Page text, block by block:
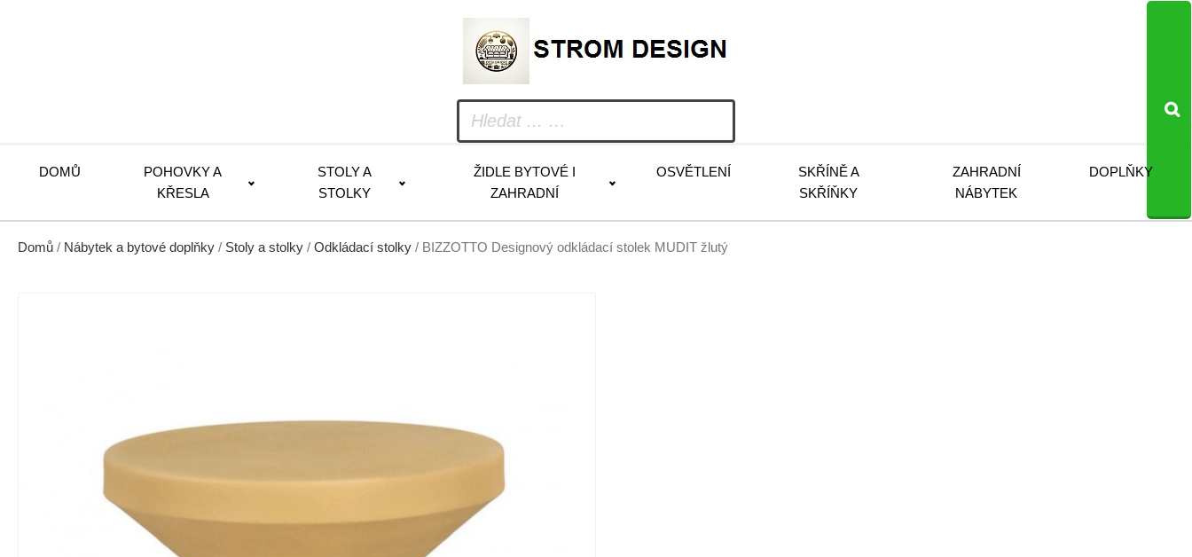
DOMŮ
POHOVKY A
KŘESLA
STOLY A
STOLKY
ŽIDLE BYTOVÉ I
ZAHRADNÍ
OSVĚTLENÍ
SKŘÍNĚ A
SKŘÍŇKY
ZAHRADNÍ
NÁBYTEK
DOPLŇKY
Domů / Nábytek a bytové doplňky / Stoly a stolky / Odkládací stolky / BIZZOTTO Designový odkládací stolek MUDIT žlutý